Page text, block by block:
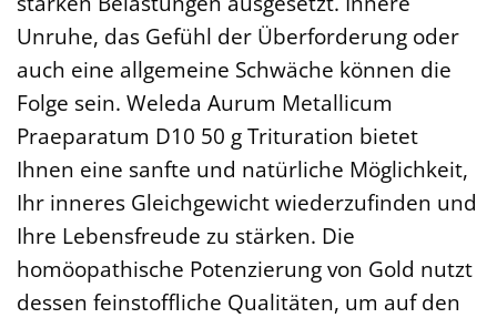
Unruhe, das Gefühl der Überforderung oder
auch eine allgemeine Schwäche können die
Folge sein. Weleda Aurum Metallicum
Praeparatum D10 50 g Trituration bietet
Ihnen eine sanfte und natürliche Möglichkeit,
Ihr inneres Gleichgewicht wiederzufinden und
Ihre Lebensfreude zu stärken. Die
homöopathische Potenzierung von Gold nutzt
dessen feinstoffliche Qualitäten, um auf den